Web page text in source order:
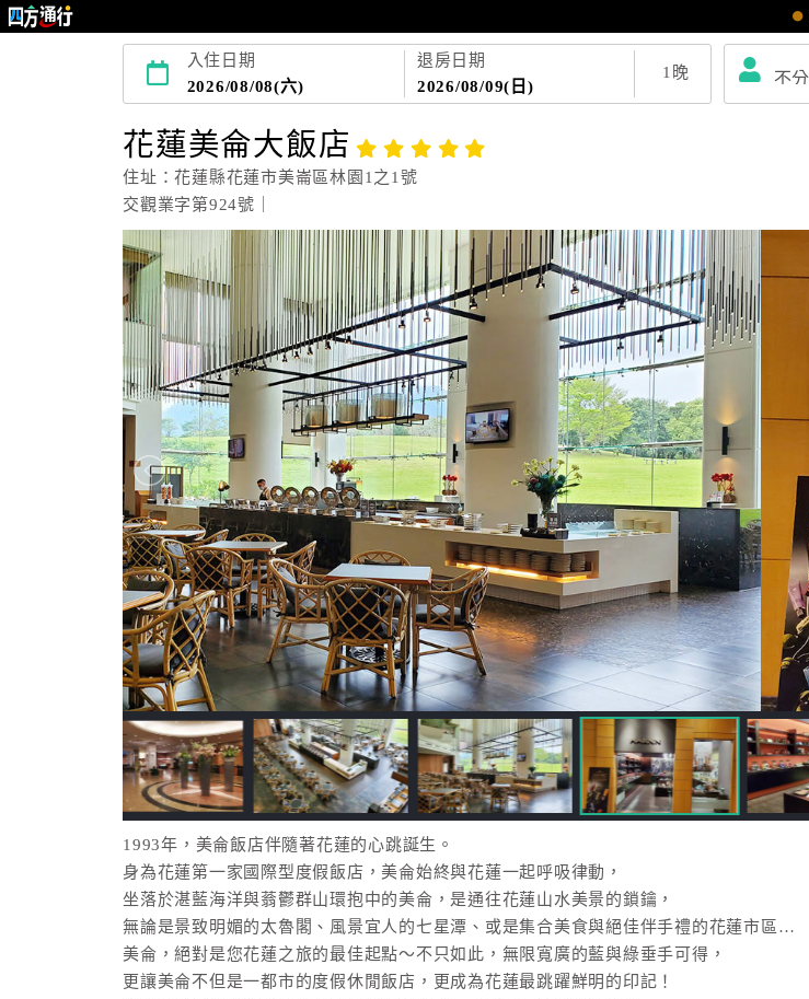
入住日期
2026/08/08(六)
退房日期
2026/08/09(日)
1 晚
花蓮美侖大飯店
住址：花蓮縣花蓮市美崙區林園1之1號
交觀業字第924號｜
1993年，美侖飯店伴隨著花蓮的心跳誕生。
身為花蓮第一家國際型度假飯店，美侖始終與花蓮一起呼吸律動，
坐落於湛藍海洋與蓊鬱群山環抱中的美侖，是通往花蓮山水美景的鎖鑰，
無論是景致明媚的太魯閣、風景宜人的七星潭、或是集合美食與絕佳伴手禮的花蓮市區…
美侖，絕對是您花蓮之旅的最佳起點～不只如此，無限寬廣的藍與綠垂手可得，
更讓美侖不但是一都市的度假休閒飯店，更成為花蓮最跳躍鮮明的印記！